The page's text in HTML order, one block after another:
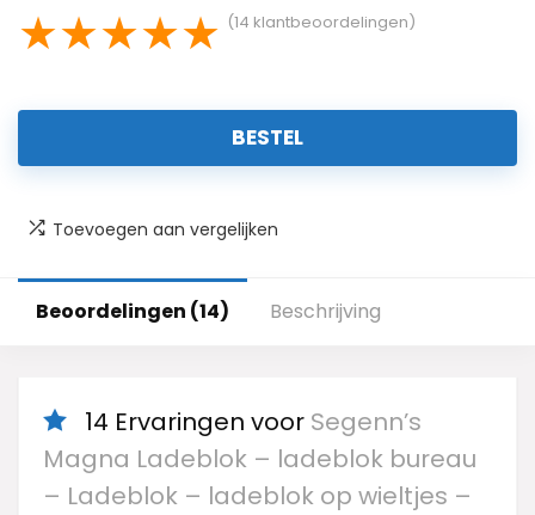
★★★★★ (14 klantbeoordelingen)
BESTEL
Toevoegen aan vergelijken
Beoordelingen (14) Beschrijving
14 Ervaringen voor Segenn’s
Magna Ladeblok – ladeblok bureau
– Ladeblok – ladeblok op wieltjes –